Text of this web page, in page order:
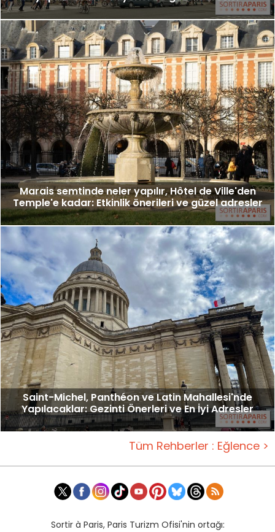
Marais semtinde neler yapılır, Hôtel de Ville'den
Temple'e kadar: Etkinlik önerileri ve güzel adresler
Saint-Michel, Panthéon ve Latin Mahallesi'nde
Yapılacaklar: Gezinti Önerleri ve En İyi Adresler
Tüm Rehberler : Eğlence >
Sortir à Paris, Paris Turizm Ofisi'nin ortağı: